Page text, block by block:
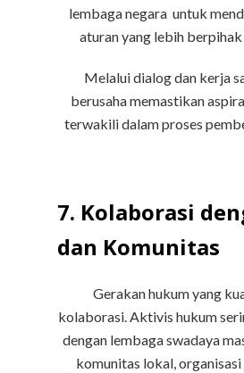
lembaga negara untuk
aturan yang lebih
Melalui dialog dan kerja
berusaha memastikan
terwakili dalam proses
7. Kolaborasi
dan Komunitas
Gerakan hukum yang
kolaborasi. Aktivis hukum
dengan lembaga swadaya
komunitas lokal,